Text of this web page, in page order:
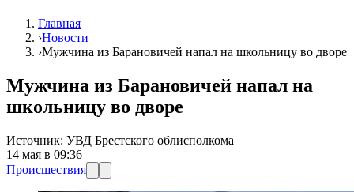
Главная
›Новости
›Мужчина из Барановичей напал на школьницу во дворе
Мужчина из Барановичей напал на
школьницу во дворе
Источник: УВД Брестского облисполкома
14 мая в 09:36
Происшествия